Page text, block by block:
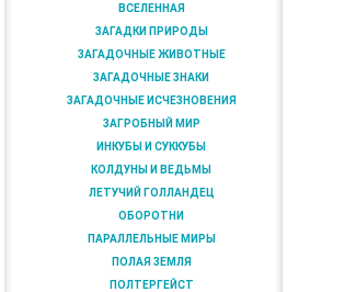
ВСЕЛЕННАЯ
ЗАГАДКИ ПРИРОДЫ
ЗАГАДОЧНЫЕ ЖИВОТНЫЕ
ЗАГАДОЧНЫЕ ЗНАКИ
ЗАГАДОЧНЫЕ ИСЧЕЗНОВЕНИЯ
ЗАГРОБНЫЙ МИР
ИНКУБЫ И СУККУБЫ
КОЛДУНЫ И ВЕДЬМЫ
ЛЕТУЧИЙ ГОЛЛАНДЕЦ
ОБОРОТНИ
ПАРАЛЛЕЛЬНЫЕ МИРЫ
ПОЛАЯ ЗЕМЛЯ
ПОЛТЕРГЕЙСТ